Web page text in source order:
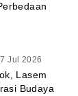
Jul 2026
Lasem
Budaya